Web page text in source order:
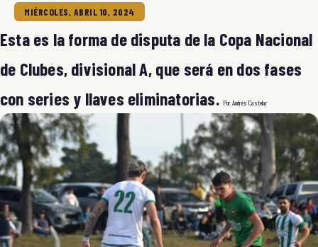
MIÉRCOLES, ABRIL 10, 2024
Esta es la forma de disputa de la Copa Nacional
de Clubes, divisional A, que será en dos fases
con series y llaves eliminatorias. Por Andrés Castelar